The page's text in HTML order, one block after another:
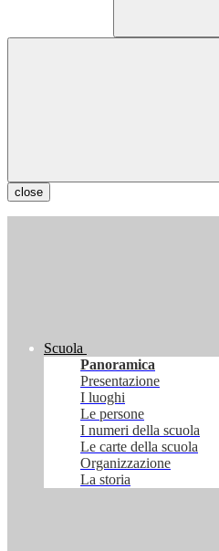
close
Scuola
Panoramica
Presentazione
I luoghi
Le persone
I numeri della scuola
Le carte della scuola
Organizzazione
La storia